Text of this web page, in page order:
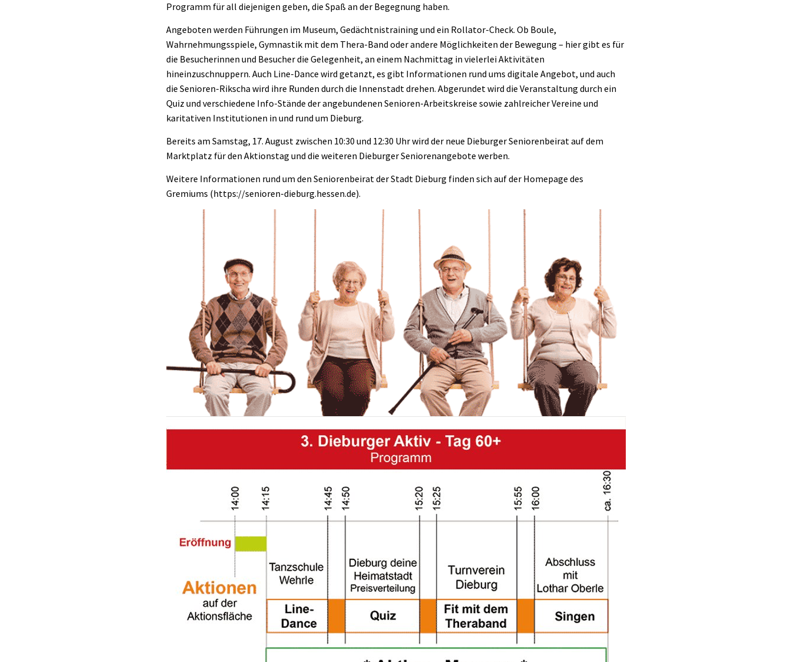
Programm für all diejenigen geben, die Spaß an der Begegnung haben.
Angeboten werden Führungen im Museum, Gedächtnistraining und ein Rollator-Check. Ob Boule,
Wahrnehmungsspiele, Gymnastik mit dem Thera-Band oder andere Möglichkeiten der Bewegung – hier gibt es für
die Besucherinnen und Besucher die Gelegenheit, an einem Nachmittag in vielerlei Aktivitäten
hineinzuschnuppern. Auch Line-Dance wird getanzt, es gibt Informationen rund ums digitale Angebot, und auch
die Senioren-Rikscha wird ihre Runden durch die Innenstadt drehen. Abgerundet wird die Veranstaltung durch ein
Quiz und verschiedene Info-Stände der angebundenen Senioren-Arbeitskreise sowie zahlreicher Vereine und
karitativen Institutionen in und rund um Dieburg.
Bereits am Samstag, 17. August zwischen 10:30 und 12:30 Uhr wird der neue Dieburger Seniorenbeirat auf dem
Marktplatz für den Aktionstag und die weiteren Dieburger Seniorenangebote werben.
Weitere Informationen rund um den Seniorenbeirat der Stadt Dieburg finden sich auf der Homepage des
Gremiums (https://senioren-dieburg.hessen.de).